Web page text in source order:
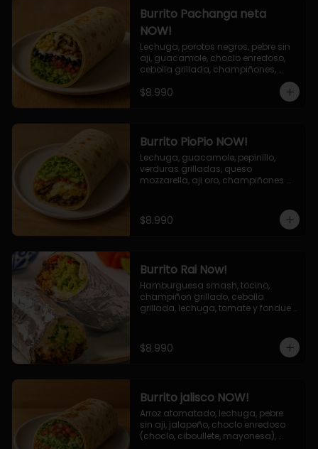
Burrito Pachanga neta
NOW!
Lechuga, porotos negros, pebre sin
aji, guacamole, choclo enredoso,
cebolla grillada, champiñones,
$8.990
Burrito PioPio NOW!
Lechuga, guacamole, pepinillo,
verduras grilladas, queso
mozzarella, aji oro, champiñones
$8.990
Burrito Rai Now!
Hamburguesa smash, tocino,
champiñon grillado, cebolla
grillada, lechuga, tomate y fondue
$8.990
Burrito jalisco NOW!
Arroz atomatado, lechuga, pebre
sin aji, jalapeño, choclo enredoso
(choclo, ciboullete, mayonesa),